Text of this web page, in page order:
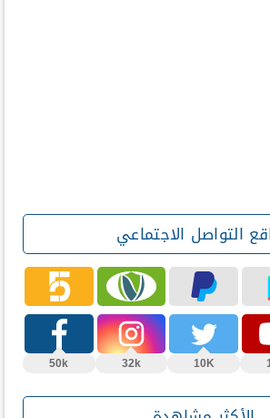
التواصل الاجتماعي
10K
32k
50k